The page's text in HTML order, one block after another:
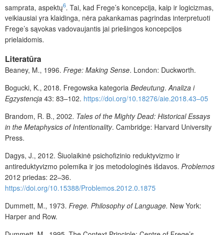
samprata, aspektų6. Tai, kad Frege’s koncepcija, kaip ir logicizmas,
veikiausiai yra klaidinga, nėra pakankamas pagrindas interpretuoti
Frege’s sąvokas vadovaujantis jai priešingos koncepcijos
prielaidomis.
Literatūra
Beaney, M., 1996. Frege: Making Sense. London: Duckworth.
Bogucki, K., 2018. Fregowska kategoria Bedeutung. Analiza i
Egzystencja 43: 83–102. https://doi.org/10.18276/aie.2018.43–05
Brandom, R. B., 2002. Tales of the Mighty Dead: Historical Essays
in the Metaphysics of Intentionality. Cambridge: Harvard University
Press.
Dagys, J., 2012. Šiuolaikinė psichofizinio reduktyvizmo ir
antireduktyvizmo polemika ir jos metodologinės išdavos. Problemos
2012 priedas: 22–36.
https://doi.org/10.15388/Problemos.2012.0.1875
Dummett, M., 1973. Frege. Philosophy of Language. New York:
Harper and Row.